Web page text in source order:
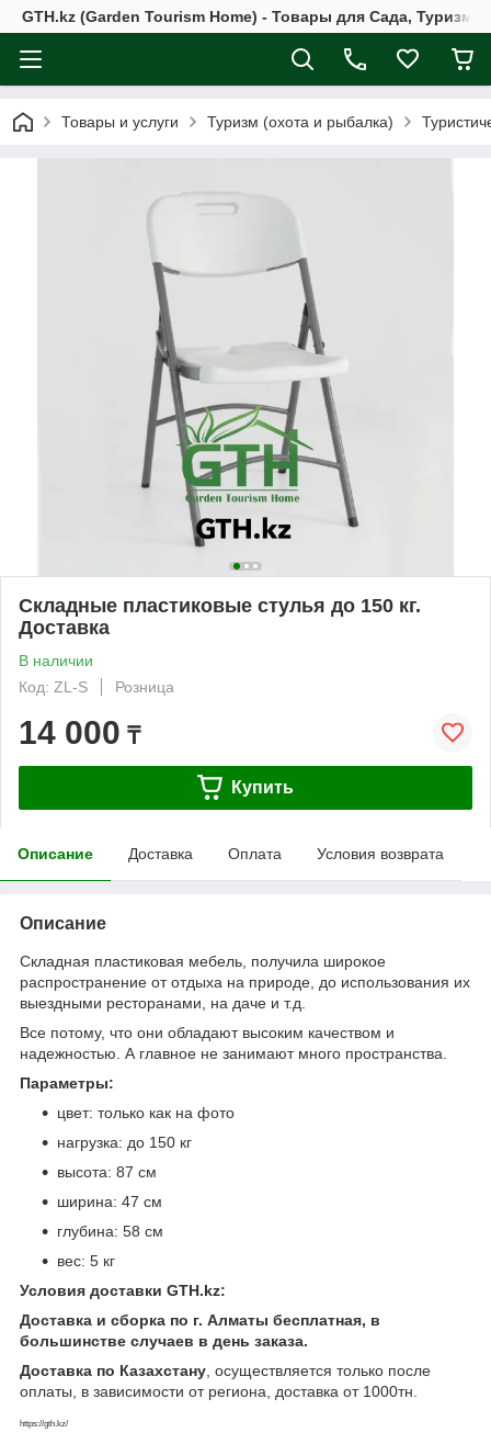
GTH.kz (Garden Tourism Home) - Товары для Сада, Туризма
Товары и услуги Туризм (охота и рыбалка)
Складные пластиковые стулья до 150 кг.
Доставка
В наличии
Код: ZL-S
Розница
14 000 ₸
Купить
Описание Доставка Оплата Условия возврата
Описание
Складная пластиковая мебель, получила широкое
распространение от отдыха на природе, до использования их
выездными ресторанами, на даче и т.д.
Все потому, что они обладают высоким качеством и
надежностью. А главное не занимают много пространства.
Параметры:
цвет: только как на фото
нагрузка: до 150 кг
высота: 87 см
ширина: 47 см
глубина: 58 см
вес: 5 кг
Условия доставки GTH.kz:
Доставка и сборка по г. Алматы бесплатная, в
большинстве случаев в день заказа.
Доставка по Казахстану , осуществляется только после
оплаты, в зависимости от региона, доставка от 1000тн.
https://gth.kz/